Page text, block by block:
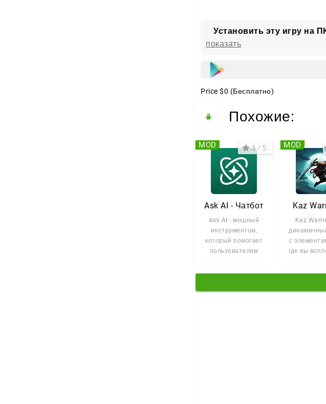
Установить эту игру на
показать
Price $0 (Бесплатно)
Похожие:
Ask AI - Чатбот
Ask AI - мощный
инструментом,
который помогает
пользователям
3 / 5
MOD
Kaz
Kaz
с
где вы
MOD